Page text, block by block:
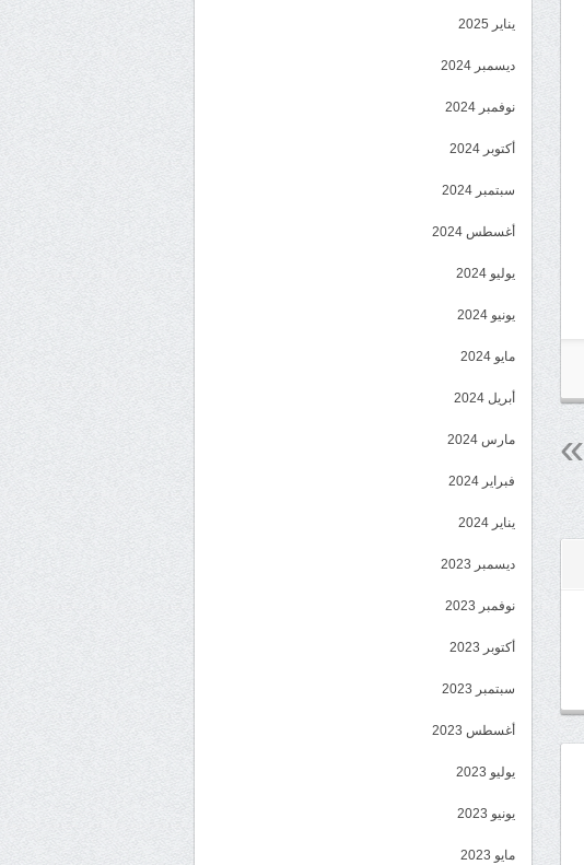
يناير 2025
ديسمبر 2024
نوفمبر 2024
أكتوبر 2024
سبتمبر 2024
أغسطس 2024
يوليو 2024
يونيو 2024
مايو 2024
أبريل 2024
مارس 2024
فبراير 2024
يناير 2024
ديسمبر 2023
نوفمبر 2023
أكتوبر 2023
سبتمبر 2023
أغسطس 2023
يوليو 2023
يونيو 2023
مايو 2023